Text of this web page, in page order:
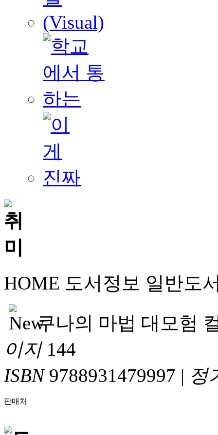
HOME 도서정보 일반도
쿠나의 마법 대모험
이지144
ISBN9788931479997 | 정
판매처